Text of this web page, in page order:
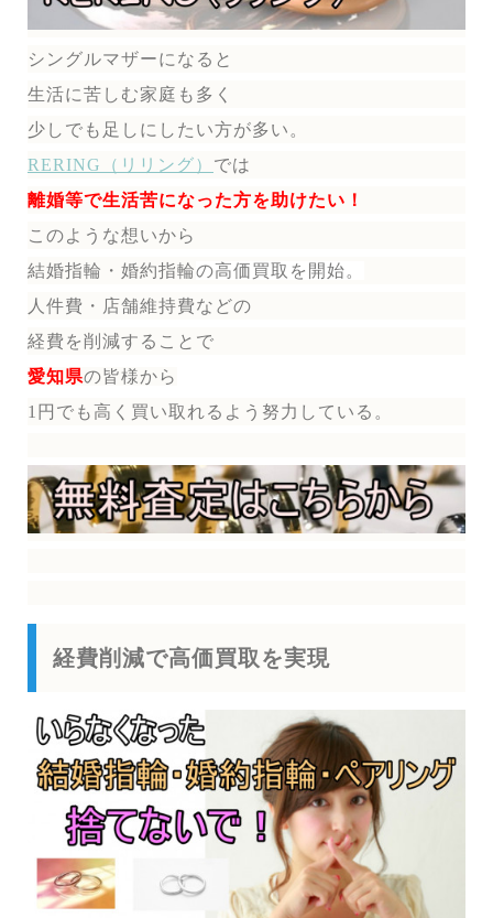
シングルマザーになると
生活に苦しむ家庭も多く
少しでも足しにしたい方が多い。
RERING（リリング） では
離婚等で生活苦になった方を助けたい！
このような想いから
結婚指輪・婚約指輪の高価買取を開始。
人件費・店舗維持費などの
経費を削減することで
愛知県の皆様から
1円でも高く買い取れるよう努力している。
経費削減で高価買取を実現